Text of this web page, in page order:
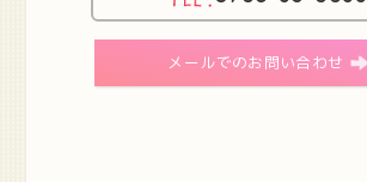
メールでのお問い合わせ